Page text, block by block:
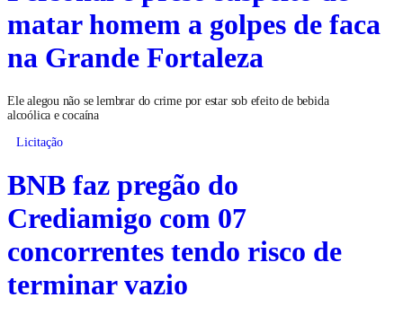
matar homem a golpes de faca
na Grande Fortaleza
Ele alegou não se lembrar do crime por estar sob efeito de bebida
alcoólica e cocaína
Licitação
BNB faz pregão do
Crediamigo com 07
concorrentes tendo risco de
terminar vazio